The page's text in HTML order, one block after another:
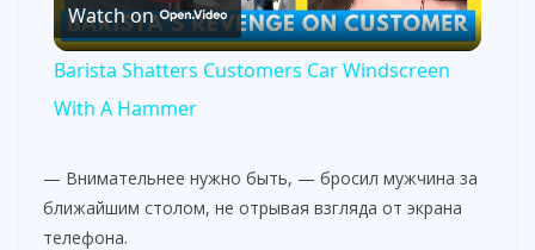
l
y
Watch on
Barista Shatters Customers Car Windscreen
With A Hammer
— Внимательнее нужно быть, — бросил мужчина за
ближайшим столом, не отрывая взгляда от экрана
телефона.